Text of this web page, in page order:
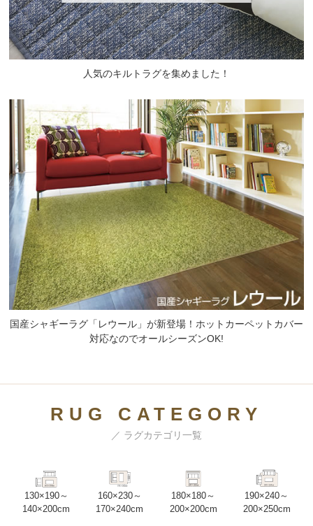
人気のキルトラグを集めました！
国産シャギーラグ「レウール」が新登場！ホットカーペットカバー
対応なのでオールシーズンOK!
RUG CATEGORY
／ ラグカテゴリ一覧
130×190～
140×200cm
160×230～
170×240cm
180×180～
200×200cm
190×240～
200×250cm